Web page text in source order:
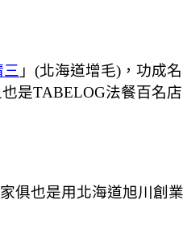
三 」(北海道增毛)，功成
是TABELOG法餐百名店
也是用北海道旭川創